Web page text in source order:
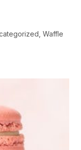
Waffle